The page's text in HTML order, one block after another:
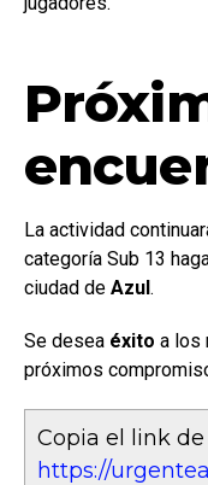
La actividad
categoría Sub 13
ciudad de Azul.
Se desea éxito a los
próximos
Copia el link
https://